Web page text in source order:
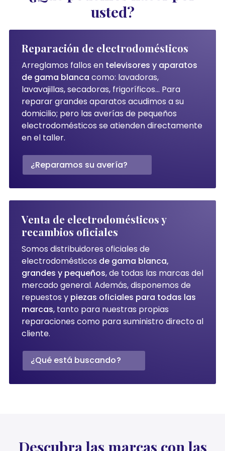
usted?
Reparación de electrodomésticos
Arreglamos fallos en televisores y aparatos
de gama blanca como: lavadoras,
lavavajillas, secadoras, frigoríficos... Para
reparar grandes aparatos acudimos a su
domicilio; pero las averías de pequeños
electrodomésticos se atienden directamente
en el taller.
¿Reparamos su avería?
Venta de electrodomésticos y
recambios oficiales
Somos distribuidores oficiales de
electrodomésticos de gama blanca,
grandes y pequeños, de todas las marcas del
mercado general. Además, disponemos de
repuestos y piezas oficiales para todas las
marcas, tanto para nuestras propias
reparaciones como para suministro directo al
cliente.
¿Qué está buscando?
Descubra las marcas con las